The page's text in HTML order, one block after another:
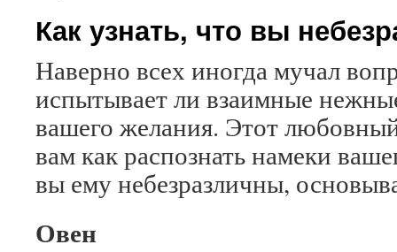
Как узнать, что вы
Наверно всех иногда мучал
испытывает ли взаимные
вашего желания. Этот
вам как распознать намеки
вы ему небезразличны,
Овен